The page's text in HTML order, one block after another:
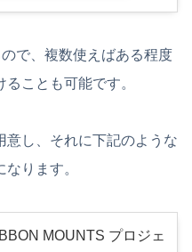
で、複数使えばある程度
ことも可能です。
意し、それに下記のような
ります。
MOUNTS プロジェ